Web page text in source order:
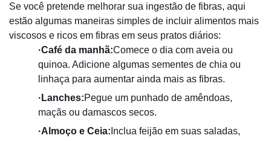
Se você pretende melhorar sua ingestão de fibras, aqui
estão algumas maneiras simples de incluir alimentos mais
viscosos e ricos em fibras em seus pratos diários:
·Café da manhã:Comece o dia com aveia ou
quinoa. Adicione algumas sementes de chia ou
linhaça para aumentar ainda mais as fibras.
· Lanches:Pegue um punhado de amêndoas,
maçãs ou damascos secos.
·Almoço e Ceia: Inclua feijão em suas saladas,